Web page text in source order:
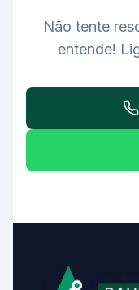
Não tente
entende!